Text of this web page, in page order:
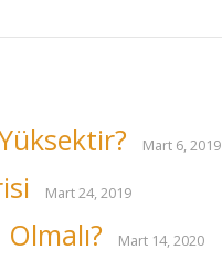
Mart 6, 2019
Mart 24, 2019
Mart 14, 2020